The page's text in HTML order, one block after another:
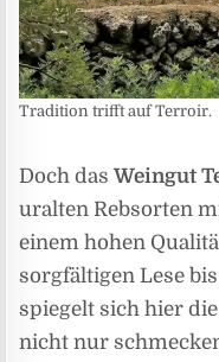
Tradition trifft auf Terroir.
Doch dasWeingut
uralten Rebsorten
einem hohen
sorgfältigen Lese
spiegelt sich hier
nicht nur